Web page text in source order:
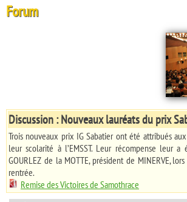
Forum
Discussion : Nouveaux lauréats du prix
Trois nouveaux prix IG Sabatier ont été attribués
leur scolarité à l’EMSST. Leur récompense leur
GOURLEZ de la MOTTE, président de MINERVE,
rentrée.
Remise des Victoires de Samothrace